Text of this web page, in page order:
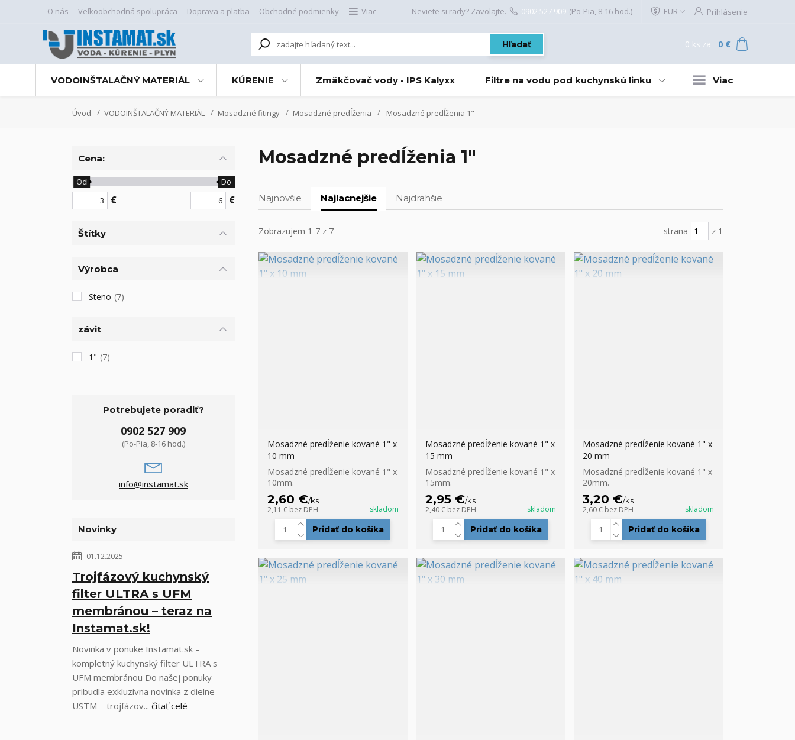
O nás Veľkoobchodná spolupráca Doprava a platba Obchodné podmienky Viac EUR Prihlásenie
Hľadať
Neviete si rady? Zavolajte. 0902 527 909 (Po-Pia, 8-16 hod.)
0 ks za 0 €
VODOINŠTALAČNÝ MATERIÁL KÚRENIE Zmäkčovač vody - IPS Kalyxx Filtre na vodu pod kuchynskú linku Viac
Úvod VODOINŠTALAČNÝ MATERIÁL Mosadzné fitingy Mosadzné predĺženia Mosadzné predĺženia 1"
Mosadzné predĺženia 1"
Najnovšie Najlacnejšie Najdrahšie
Zobrazujem 1-7 z 7 strana z 1
Mosadzné predĺženie kované 1" x
10 mm
Mosadzné predĺženie kované 1" x
10mm.
2,60 €/ks
2,11 € bez DPH skladom
Pridať do košíka
Mosadzné predĺženie kované 1" x
15 mm
Mosadzné predĺženie kované 1" x
15mm.
2,95 €/ks
2,40 € bez DPH skladom
Pridať do košíka
Mosadzné predĺženie kované 1" x
20 mm
Mosadzné predĺženie kované 1" x
20mm.
3,20 €/ks
2,60 € bez DPH skladom
Pridať do košíka
Cena:
€
Od Do
€
Štítky
Výrobca
Steno (7)
závit
1" (7)
Potrebujete poradiť?
0902 527 909
(Po-Pia, 8-16 hod.)
info@instamat.sk
Novinky
01.12.2025
Trojfázový kuchynský
filter ULTRA s UFM
membránou – teraz na
Instamat.sk!
Novinka v ponuke Instamat.sk –
kompletný kuchynský filter ULTRA s
UFM membránou Do našej ponuky
pribudla exkluzívna novinka z dielne
USTM – trojfázov... čítať celé